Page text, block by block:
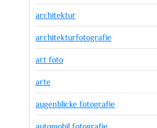
architektur
architekturfotografie
art foto
arte
augenblicke fotografie